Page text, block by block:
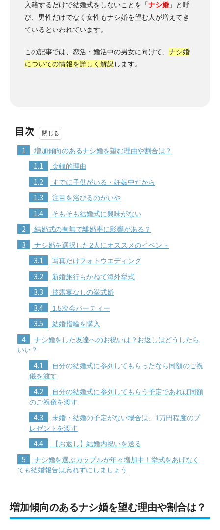
入籍するだけで結婚式をしないことを「ナシ婚 」と呼
び、男性だけでなく女性もナシ婚を望む人が増えてき
ているといわれています。
この記事では、恋活・婚活中の男女に向けて、 ナシ婚
についての情報を詳しく解説 します。
目次
1 増加傾向のあるナシ婚を望む理由や割合は？
1.1 金銭的理由
1.2 すでに子供がいる・妊娠中だから
1.3 注目を浴びるのがいや
1.4 そもそも結婚式に興味がない
2 結婚式の有無で離婚率に影響がある？
3 ナシ婚を選択した2人にオススメのイベント
3.1 写真だけフォトウエディング
3.2 新婚旅行もかねて海外挙式
3.3 披露宴なしの挙式婚
3.4 1.5次会パーティー
3.5 結婚指輪を購入
4
ナシ婚をした友達へのお祝いは？お返しはどうしたら
いい？
4.1
自分の結婚式に参列してもらったなら同額のご祝
儀を渡す
4.2
自分の結婚式に参列してもらう予定であれば同額
のご祝儀を渡す
4.3
未婚・結婚の予定がない場合は、1万円程度のプ
レゼントを渡す
4.4 【お返し】結婚内祝いを送る
5
ナシ婚を選ぶカップルが年々増加中！挙式をあげなく
ても結婚報告は忘れずにしましょう
増加傾向のあるナシ婚を望む理由や割合は？